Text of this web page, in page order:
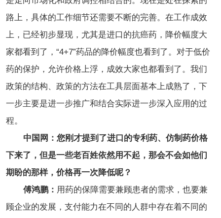
路上，具体的工作细节还需要不断的完善。在工作成效
上，已经初步显现，尤其是进口的抗癌药，降价幅度大
家都看到了，“4+7”药品的降价幅度也看到了。对于低价
药的保护，允许价格上浮，成效大家也都看到了。我们
政策的结构、政策的方法在工具层面基本上成熟了，下
一步主要是进一步推广和结合实际进一步深入应用的过
程。
中国网：您刚才提到了进口的专利药、仿制药价格
下来了，但是一些老百姓依然用不起，那会不会如他们
期盼的那样，价格再一次降低呢？
傅鸿鹏： 用药的保障需要兼顾患者的需求，也要兼
顾企业的发展，支付能力在不同的人群中存在着不同的